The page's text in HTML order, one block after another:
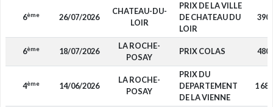
6ème 26/07/2026
CHATEAU-DU-
LOIR
PRIX DE LA VILLE
DE CHATEAU DU
LOIR
390
6ème 18/07/2026
LA ROCHE-
POSAY
PRIX COLAS 480
4ème 14/06/2026
LA ROCHE-
POSAY
PRIX DU
DEPARTEMENT
DE LA VIENNE
1 680